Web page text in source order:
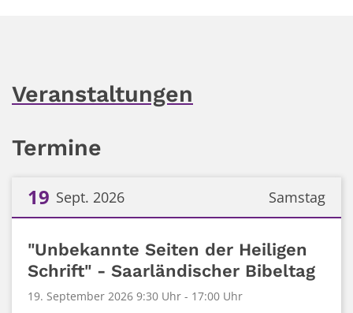
Veranstaltungen
Termine
Samstag
19 Sept. 2026
"Unbekannte Seiten der Heiligen
Schrift" - Saarländischer Bibeltag
19. September 2026 9:30 Uhr - 17:00 Uhr